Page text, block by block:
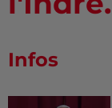
Infos